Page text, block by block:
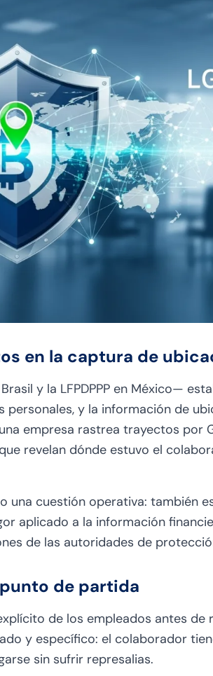
en la captura de
y la LFPDPPP en México—
y la información de
empresa rastrea trayectos por
revelan dónde estuvo el
una cuestión operativa: también
aplicado a la información
de las autoridades de
de partida
de los empleados antes
y específico: el colaborador
sin sufrir represalias.